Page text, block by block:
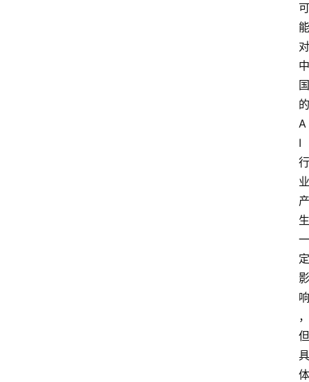
可
能
对
中
国
的
A
I
行
业
产
生
一
定
影
响
，
但
具
体